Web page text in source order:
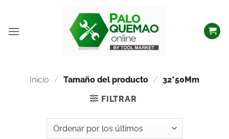
Inicio / Tamaño del producto / 32*50Mm
FILTRAR